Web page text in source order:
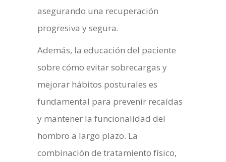
asegurando una recuperación
progresiva y segura.
Además, la educación del paciente
sobre cómo evitar sobrecargas y
mejorar hábitos posturales es
fundamental para prevenir recaídas
y mantener la funcionalidad del
hombro a largo plazo. La
combinación de tratamiento físico,